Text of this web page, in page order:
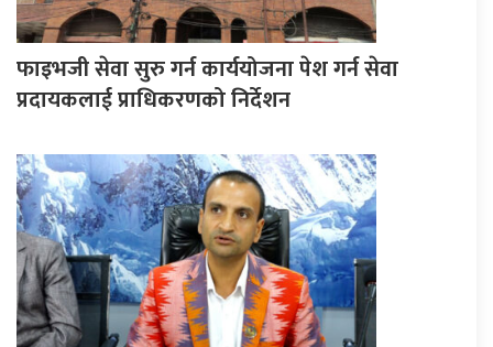
फाइभजी सेवा सुरु गर्न कार्ययोजना पेश गर्न सेवा
प्रदायकलाई प्राधिकरणको निर्देशन